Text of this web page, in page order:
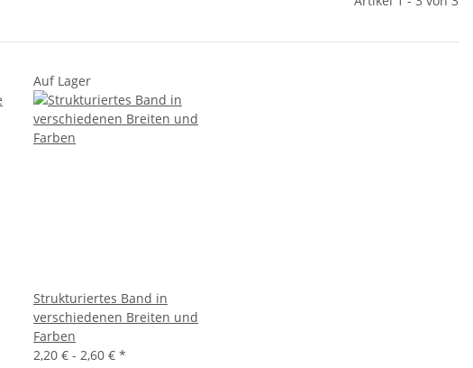
Auf Lager
Strukturiertes Band in
verschiedenen Breiten und
Farben
2,20 € - 2,60 € *